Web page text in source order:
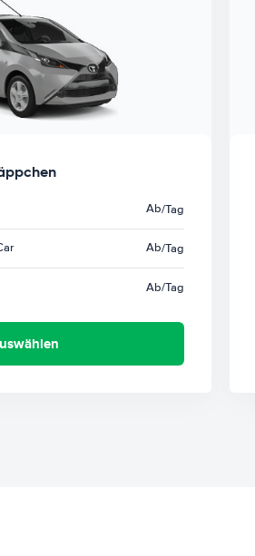
Ab/Tag
Ab/Tag
Ab/Tag